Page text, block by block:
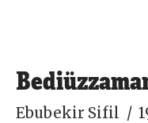
Ebubekir Sifil